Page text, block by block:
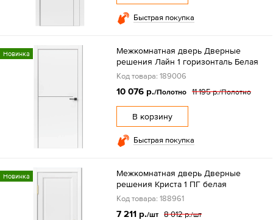
Быстрая покупка
Новинка
Межкомнатная дверь Дверные
решения Лайн 1 горизонталь Белая
Код товара: 189006
10 076 р./Полотно 11 195 р./Полотно
В корзину
Быстрая покупка
Новинка
Межкомнатная дверь Дверные
решения Криста 1 ПГ белая
Код товара: 188961
7 211 р./шт 8 012 р./шт